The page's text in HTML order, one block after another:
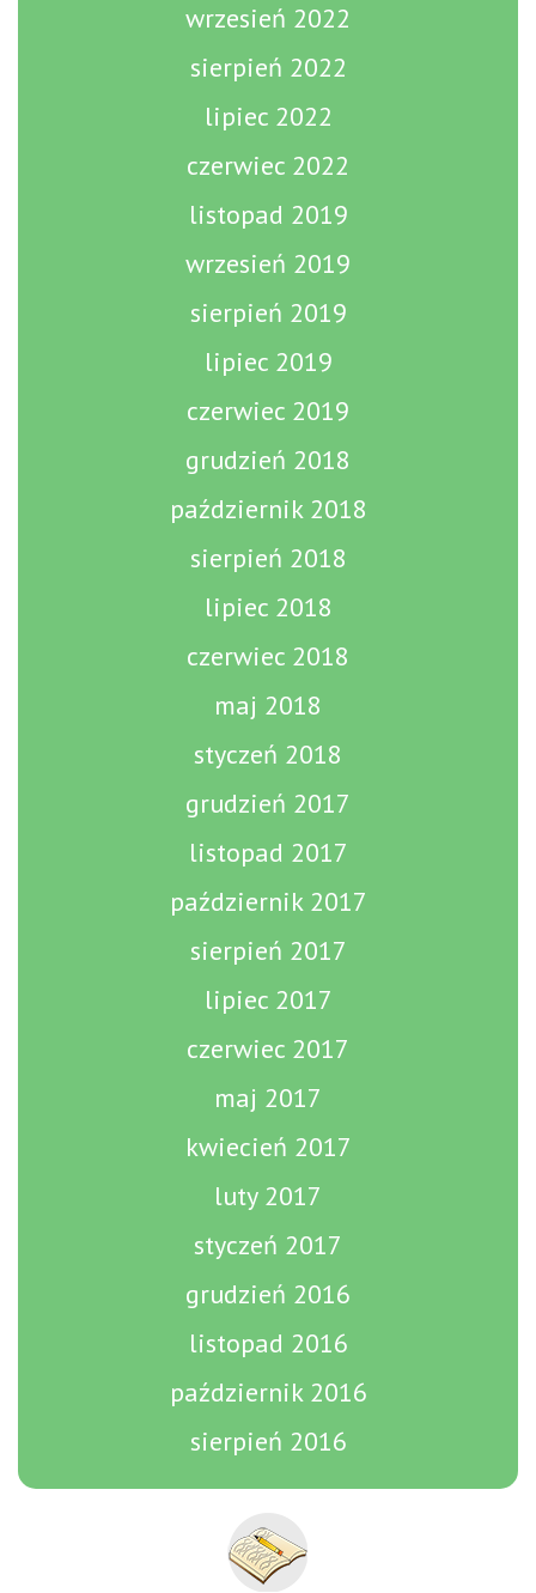
wrzesień 2022
sierpień 2022
lipiec 2022
czerwiec 2022
listopad 2019
wrzesień 2019
sierpień 2019
lipiec 2019
czerwiec 2019
grudzień 2018
październik 2018
sierpień 2018
lipiec 2018
czerwiec 2018
maj 2018
styczeń 2018
grudzień 2017
listopad 2017
październik 2017
sierpień 2017
lipiec 2017
czerwiec 2017
maj 2017
kwiecień 2017
luty 2017
styczeń 2017
grudzień 2016
listopad 2016
październik 2016
sierpień 2016